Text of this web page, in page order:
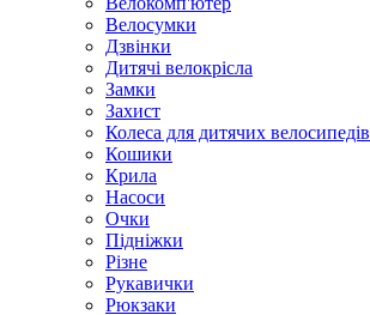
Велосумки
Дзвінки
Дитячі велокрісла
Замки
Захист
Колеса для дитячих велосипедів
Кошики
Крила
Насоси
Очки
Підніжки
Різне
Рукавички
Рюкзаки